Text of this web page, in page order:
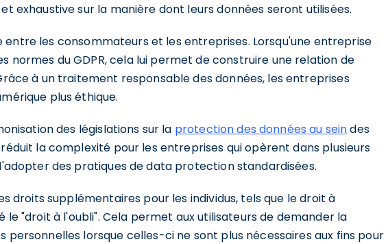
exhaustive sur la manière dont leurs données seront utilisées.
entre les consommateurs et les entreprises. Lorsqu'une entreprise
normes du GDPR, cela lui permet de construire une relation de
à un traitement responsable des données, les entreprises
plus éthique.
des législations sur la protection des données au seindes
la complexité pour les entreprises qui opèrent dans plusieurs
des pratiques de data protection standardisées.
droits supplémentaires pour les individus, tels que le droit à
"droit à l'oubli". Cela permet aux utilisateurs de demander la
personnelles lorsque celles-ci ne sont plus nécessaires aux fins pour